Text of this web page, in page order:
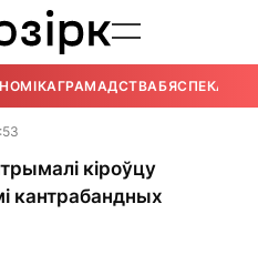
ГРАМАДСТВАБЯСПЕКА
кіроўцу
кантрабандных